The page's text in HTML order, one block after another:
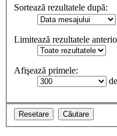
Sortează rezultatele după:
Limitează rezultatele
Afişează primele: